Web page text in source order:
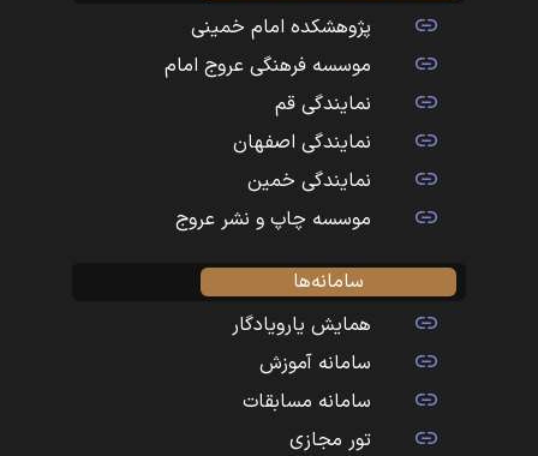
پژوهشکده امام خمینی
موسسه فرهنگی عروج امام
نمایندگی قم
نمایندگی اصفهان
نمایندگی خمین
موسسه چاپ و نشر عروج
سامانه‌ها
همایش یارویادگار
سامانه آموزش
سامانه مسابقات
تور مجازی